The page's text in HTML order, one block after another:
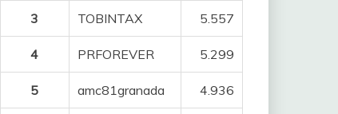
3 TOBINTAX 5.557
4 PRFOREVER 5.299
5 amc81granada 4.936